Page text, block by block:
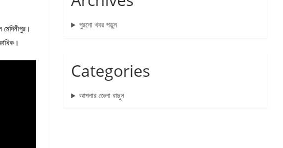
পুরনো খবর পড়ুন
Categories
আপনার জেলা বাছুন